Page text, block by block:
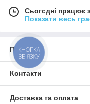
Сьогодні працює
Показати весь
Про нас
Контакти
Доставка та оплата
КНОПКА
ЗВ'ЯЗКУ